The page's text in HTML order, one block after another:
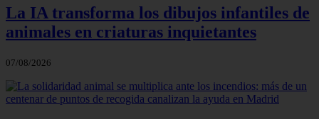
La IA transforma los dibujos infantiles de
animales en criaturas inquietantes
07/08/2026